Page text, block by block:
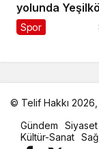
yolunda
2-0 mağlup etti
Spor
© Telif Hakkı 2026,
oto
kiralama
Gündem Siyaset
Kültür-Sanat